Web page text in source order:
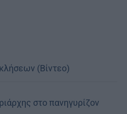
(Βίντεο)
στο πανηγυρίζον